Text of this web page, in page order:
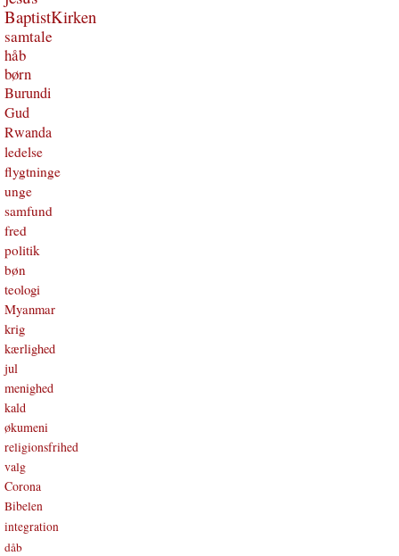
BaptistKirken
samtale
håb
børn
Burundi
Gud
Rwanda
ledelse
flygtninge
unge
samfund
fred
politik
bøn
teologi
Myanmar
krig
kærlighed
jul
menighed
kald
økumeni
religionsfrihed
valg
Corona
Bibelen
integration
dåb